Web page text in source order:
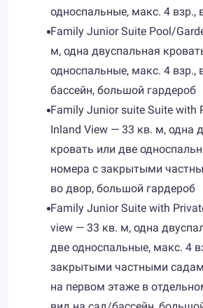
односпальные, макс. 4 взр.,
Family Junior Suite Pool/
м, одна двуспальная
односпальные, макс. 4 взр.,
бассейн, большой гардероб
Family Junior suite Suite with
Inland View — 33 кв. м, одна
кровать или две
номера с закрытыми
во двор, большой гардероб
Family Junior Suite with
view — 33 кв. м, одна
две односпальные, макс. 4
закрытыми частными
на первом этаже в